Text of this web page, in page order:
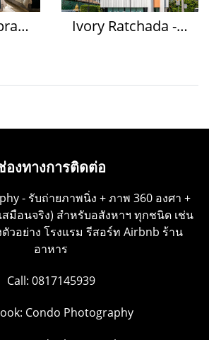
Gladden Ladprao 1 Ivory Ratchada - Ladprao
องทางการติดต่อ
- รับถ่ายภาพนิ่ง + ภาพ 360 องศา +
สมือนจริง) สำหรับอสังหาฯ ทุกชนิด เช่น
วอย่าง โรงแรม รีสอร์ท Airbnb ร้าน
อาหาร
Call: 0817145939
Condo Photography